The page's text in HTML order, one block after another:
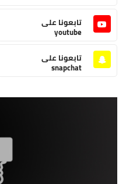
تابعونا على
youtube
تابعونا على
snapchat